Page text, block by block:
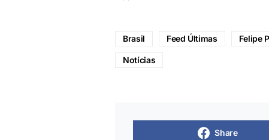
Brasil Feed Últimas Felipe
Notícias
Share